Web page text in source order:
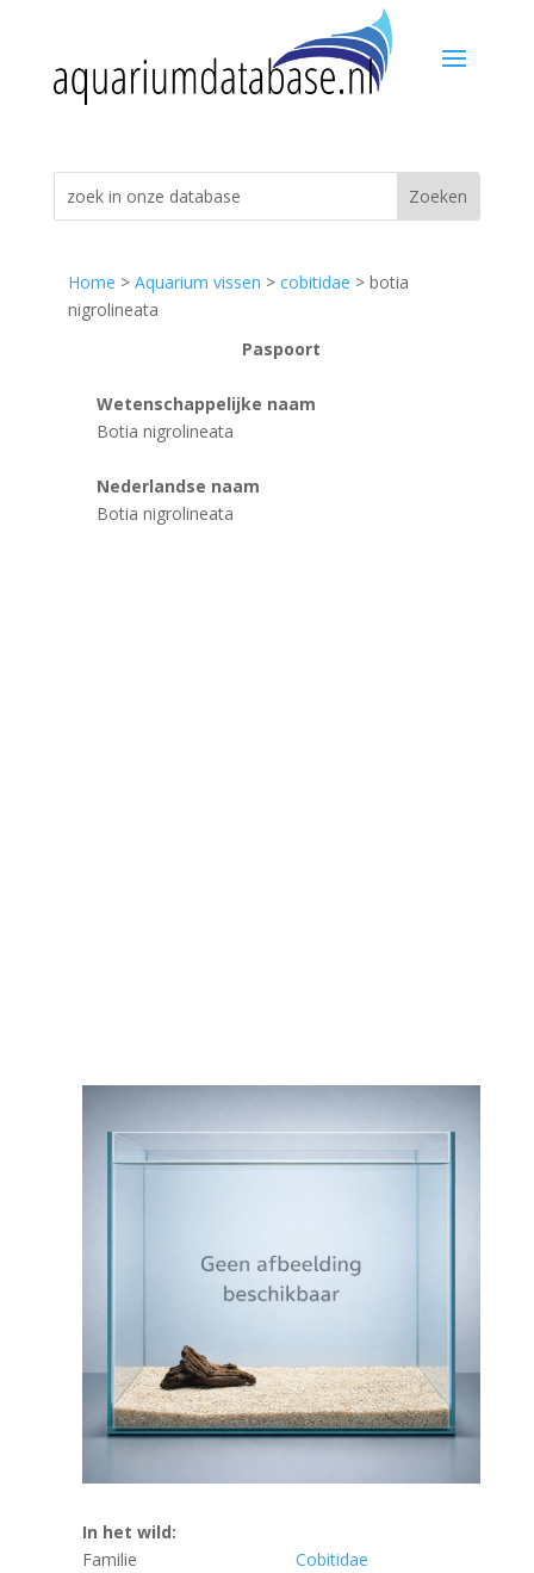
Home > Aquarium vissen > cobitidae > botia
nigrolineata
Paspoort
Wetenschappelijke naam
Botia nigrolineata
Nederlandse naam
Botia nigrolineata
In het wild:
Familie
Cobitidae